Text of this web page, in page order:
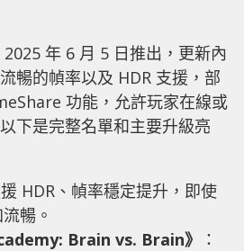
年 6 月 5 日推出，更新內
暢的幀率以及 HDR 支援，部
功能，允許玩家在線或
下是完整名單和主要升級亮
援 HDR、幀率穩定提升，即使
暢。
Brain vs. Brain》
：